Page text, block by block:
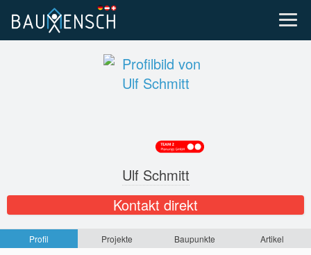
Ulf Schmitt
Kontakt direkt
Profil Projekte Baupunkte Artikel